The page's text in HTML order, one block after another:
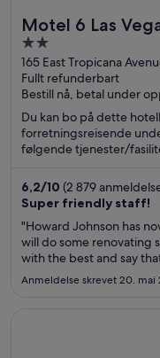
Motel 6 Las
2
out
of
5
165 East Tropicana
Fullt refunderbart
Bestill nå, betal under
Du kan bo på dette
forretningsreisende
følgende tjenester/
sine at de er spesielt
severdigheter som MGM
Vegas ligger dessuten
6,2/10 (2 879
Super friendly staff!
"Howard Johnson has
will do some renovating
with the best and say
made us feel welcomed.
Anmeldelse skrevet 20. mai